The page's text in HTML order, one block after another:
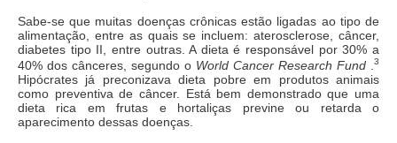
Sabe-se que muitas doenças crônicas estão ligadas ao tipo de
alimentação, entre as quais se incluem: aterosclerose, câncer,
diabetes tipo II, entre outras. A dieta é responsável por 30% a
40% dos cânceres, segundo o World Cancer Research Fund 3
Hipócrates já preconizava dieta pobre em produtos animais
como preventiva de câncer. Está bem demonstrado que uma
dieta rica em frutas e hortaliças previne ou retarda o
aparecimento dessas doenças.